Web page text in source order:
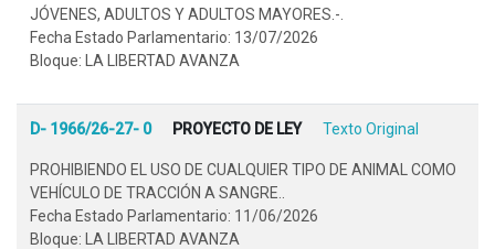
JÓVENES, ADULTOS Y ADULTOS MAYORES.-.
Fecha Estado Parlamentario: 13/07/2026
Bloque: LA LIBERTAD AVANZA
D- 1966/26-27- 0 PROYECTO DE LEY Texto Original
PROHIBIENDO EL USO DE CUALQUIER TIPO DE ANIMAL COMO
VEHÍCULO DE TRACCIÓN A SANGRE..
Fecha Estado Parlamentario: 11/06/2026
Bloque: LA LIBERTAD AVANZA